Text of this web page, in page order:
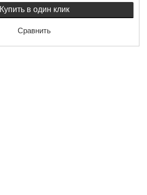
Купить в один клик
Сравнить